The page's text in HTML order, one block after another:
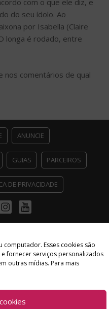
computador. Esses cookies são
fornecer serviços personalizados
outras mídias. Para mais
com o que ele diz, e
do seu ídolo. Ao
por Isabella (Claire
longa é rodado, entre
nos comentários de qual
ANUNCIE
GUIAS PARCEIROS
DE PRIVACIDADE
InstagramYoutube